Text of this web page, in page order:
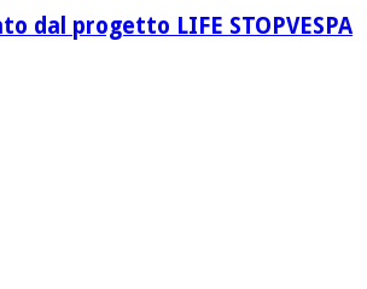
dal progetto LIFE STOPVESPA